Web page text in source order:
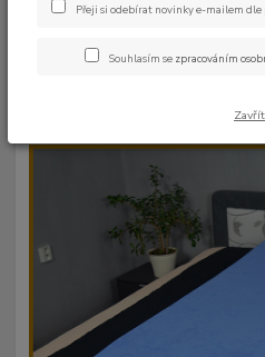
38 jeans
Froté
Přeji si odebírat novinky e-mailem dle
Souhlasím se zpracováním
Zavřít